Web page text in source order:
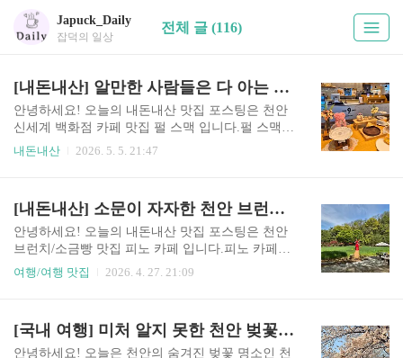
Japuck_Daily
잡덕의 일상
전체 글 (116)
[내돈내산] 알만한 사람들은 다 아는 천안 신세계 백화점 카페 맛집 펄 스맥
안녕하세요! 오늘의 내돈내산 맛집 포스팅은 천안
신세계 백화점 카페 맛집 펄 스맥 입니다.펄 스맥은
신세계 백화점 안에 있는 카페인데, 음료나 음식이
백화점 A동 2층에 위치해 있습니다.A동 2층 가장
안쪽, 여자 화장실 근처에 있어요.펄 스맥 천안아산
점 의 자세한 위치는 아래 링크를 참고해주세요!htt
ps://naver.me/FeXjZD6A 펄스맥 신세계백화점 천안
아산점 충남 천안시 동남구 만남로 43 가게 입구가
소품들이 많아서 갈 때마다 어디서 사셨는지 물어
보고 ..
내돈내산 2026. 5. 5. 21:47
[내돈내산] 소문이 자자한 천안 브런치 맛집 피노 카페
안녕하세요! 오늘의 내돈내산 맛집 포스팅은 천안
브런치/소금빵 맛집 피노 카페 입니다.피노 카페는
브런치, 소금빵과 넓은 정원이 정말 유명한 카페입
카페입니다.그래서 주변 경치가 정말 좋아요:)자세
한 위치는 아래 링크를 참고해주세요.https://naver.
여행/여행 맛집 2026. 4. 27. 21:09
[국내 여행] 미처 알지 못한 천안 벚꽃 명소 원성천변
안녕하세요! 오늘은 천안의 숨겨진 벚꽃 명소인 천